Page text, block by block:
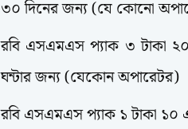
৩০ দিনের জন্য (যে কোনো
রবি এসএমএস প্যাক ৩ টাকা
ঘন্টার জন্য (যেকোন অপারেটর)
রবি এসএমএস প্যাক ১ টাকা